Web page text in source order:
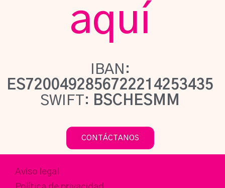
aquí
IBAN:
ES7200492856722214253435
SWIFT: BSCHESMM
CONTÁCTANOS
Aviso legal